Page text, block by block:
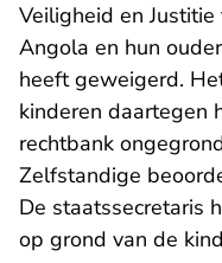
Veiligheid en
Angola en hun
heeft geweigerd.
kinderen daartegen
rechtbank
Zelfstandige
De staatssecretaris
op grond van de